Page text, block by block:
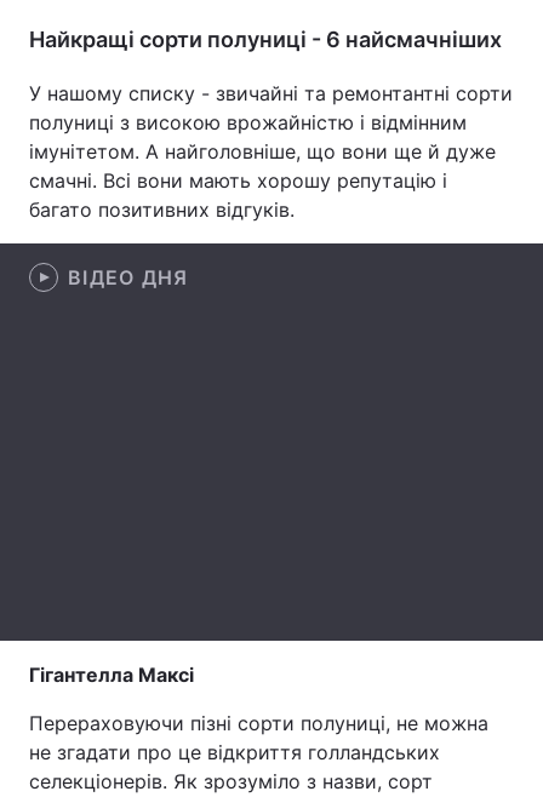
Цікавинки Погода
Екологія Регіони
Тема оформлення
Найкращі сорти полуниці - 6 найсмачніших
У нашому списку - звичайні та ремонтантні сорти
полуниці з високою врожайністю і відмінним
імунітетом. А найголовніше, що вони ще й дуже
смачні. Всі вони мають хорошу репутацію і
багато позитивних відгуків.
ВІДЕО ДНЯ
Гігантелла Максі
Перераховуючи пізні сорти полуниці, не можна
не згадати про це відкриття голландських
селекціонерів. Як зрозуміло з назви, сорт